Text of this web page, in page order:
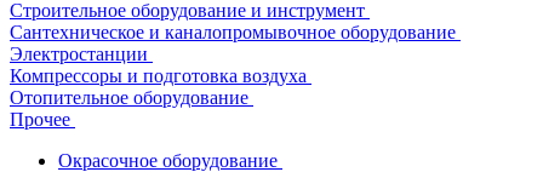
Строительное оборудование и инструмент
Сантехническое и каналопромывочное оборудование
Электростанции
Компрессоры и подготовка воздуха
Отопительное оборудование
Прочее
Окрасочное оборудование